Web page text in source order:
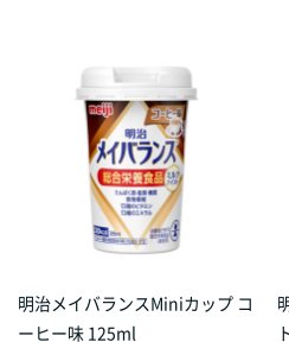
明治メイバランスMiniカップ コ
ーヒー味 125ml